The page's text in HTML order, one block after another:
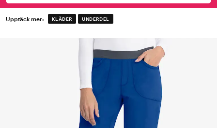
Upptäck mer: KLÄDER UNDERDEL